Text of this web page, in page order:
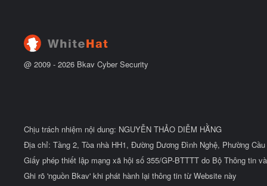
u
@ 2009 - 2026 Bkav Cyber Security
Chịu trách nhiệm nội dung: NGUYỄN THẢO DIỄM HẰNG
Địa chỉ: Tầng 2, Tòa nhà HH1, Đường Dương Đình Nghệ, Phường
Giấy phép thiết lập mạng xã hội số 355/GP-BTTTT do Bộ Thông tin
Ghi rõ 'nguồn Bkav' khi phát hành lại thông tin từ Website này